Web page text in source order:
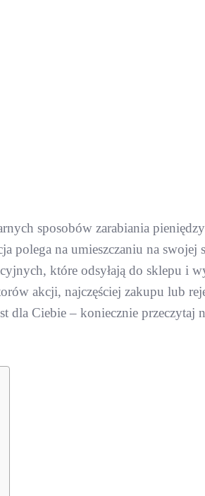
sposobów zarabiania
polega na umieszczaniu na swojej
które odsyłają do sklepu i
akcji, najczęściej zakupu lub
dla Ciebie – koniecznie przeczytaj